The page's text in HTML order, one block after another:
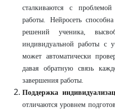
сталкиваются с
работы. Нейросеть
решений ученика,
индивидуальной работы с
может автоматически
давая обратную связь
завершения работы.
Поддержка
отличаются уровнем